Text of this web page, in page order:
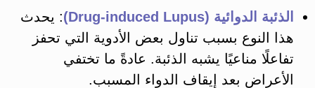
الذئبة الدوائية (Drug-induced Lupus)
: يحدث
هذا النوع بسبب تناول بعض الأدوية التي تحفز
تفاعلًا مناعيًا يشبه الذئبة. عادةً ما تختفي
الأعراض بعد إيقاف الدواء المسبب​.